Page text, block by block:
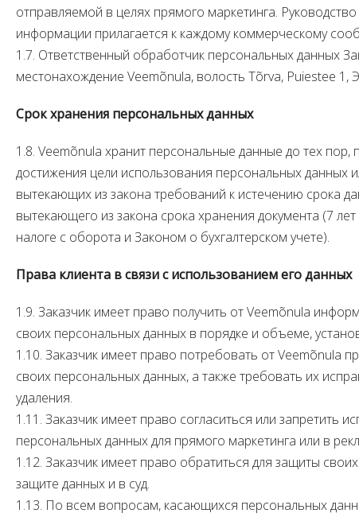
отправляемой в целях прямого маркетинга.
информации прилагается к каждому коммерческому
1.7. Ответственный обработчик персональных данных
местонахождение Veemõnula, волость Tõrva, Puiestee 1,
Срок хранения персональных данных
1.8. Veemõnula хранит персональные данные до тех
достижения цели использования персональных данных
вытекающих из закона требований к истечению срока
вытекающего из закона срока хранения документа (7
налоге с оборота и Законом о бухгалтерском учете).
Права клиента в связи с использованием его данных
1.9. Заказчик имеет право получить от Veemõnula
своих персональных данных в порядке и объеме,
1.10. Заказчик имеет право потребовать от Veemõnula
своих персональных данных, а также требовать их
удаления.
1.11. Заказчик имеет право согласиться или запретить
персональных данных для прямого маркетинга или в
1.12. Заказчик имеет право обратиться для защиты
защите данных и в суд.
1.13. По всем вопросам, касающихся персональных